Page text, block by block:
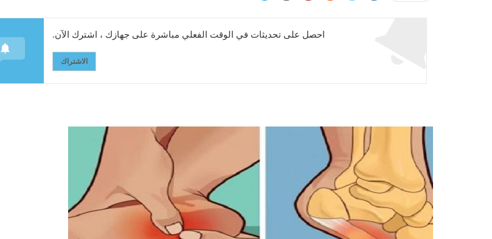
احصل على تحديثات في الوقت الفعلي مباشرة على جهازك ، اشترك الآن.
الاشتراك